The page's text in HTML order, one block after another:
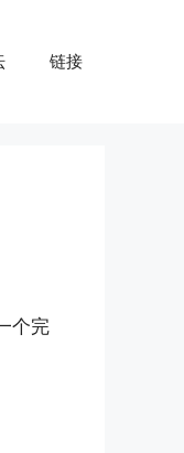
链接
个完